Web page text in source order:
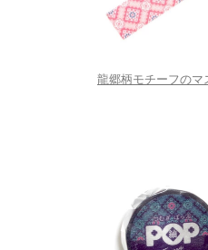
龍郷柄モチーフのマ